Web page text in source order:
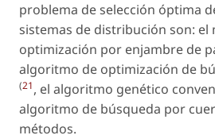
problema de selección óptima
sistemas de distribución son: el
optimización por enjambre de
algoritmo de optimización de
(21, el algoritmo genético
algoritmo de búsqueda por
métodos.